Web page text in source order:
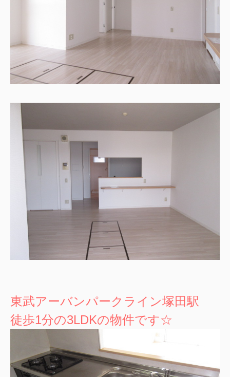
東武アーバンパークライン塚田駅
徒歩1分の3LDKの物件です☆